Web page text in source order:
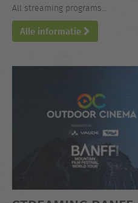
All streaming programs...
Alle informatie